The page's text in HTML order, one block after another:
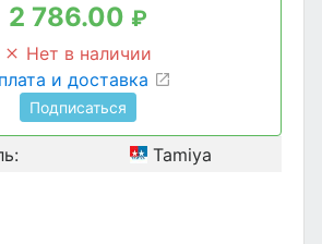
2 786.00 ₽
Нет в наличии
и доставка
Подписаться
Tamiya